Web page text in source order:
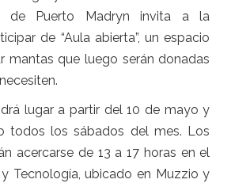
de Puerto Madryn invita a la
de “Aula abierta”, un espacio
mantas que luego serán donadas
lugar a partir del 10 de mayo y
todos los sábados del mes. Los
acercarse de 13 a 17 horas en el
Tecnología, ubicado en Muzzio y